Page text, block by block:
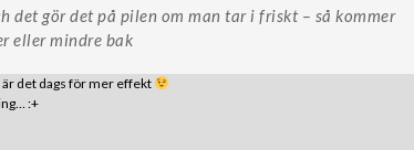
det gör det på pilen om man tar i friskt – så kommer
eller mindre bak
är det dags för mer effekt
:+